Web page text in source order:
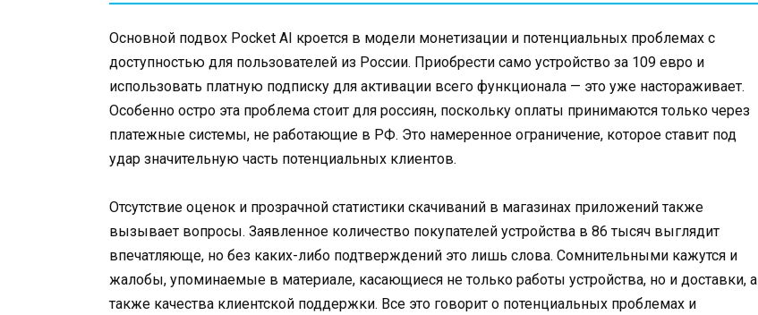
Основной подвох Pocket AI кроется в модели монетизации и потенциальных проблемах с
доступностью для пользователей из России. Приобрести само устройство за 109 евро и
использовать платную подписку для активации всего функционала — это уже настораживает.
Особенно остро эта проблема стоит для россиян, поскольку оплаты принимаются только через
платежные системы, не работающие в РФ. Это намеренное ограничение, которое ставит под
удар значительную часть потенциальных клиентов.
Отсутствие оценок и прозрачной статистики скачиваний в магазинах приложений также
вызывает вопросы. Заявленное количество покупателей устройства в 86 тысяч выглядит
впечатляюще, но без каких-либо подтверждений это лишь слова. Сомнительными кажутся и
жалобы, упоминаемые в материале, касающиеся не только работы устройства, но и доставки, а
также качества клиентской поддержки. Все это говорит о потенциальных проблемах и